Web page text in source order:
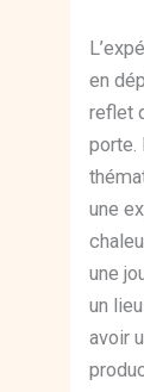
en
reflet
porte.
une
une
un
avoir